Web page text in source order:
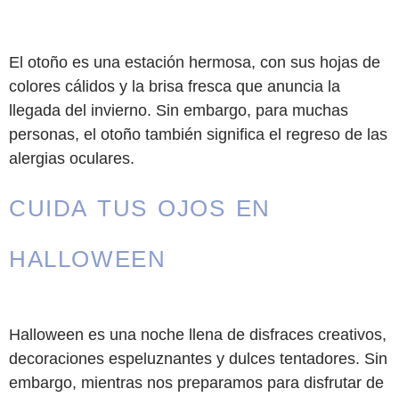
El otoño es una estación hermosa, con sus hojas de
colores cálidos y la brisa fresca que anuncia la
llegada del invierno. Sin embargo, para muchas
personas, el otoño también significa el regreso de las
alergias oculares.
CUIDA TUS OJOS EN
HALLOWEEN
Halloween es una noche llena de disfraces creativos,
decoraciones espeluznantes y dulces tentadores. Sin
embargo, mientras nos preparamos para disfrutar de